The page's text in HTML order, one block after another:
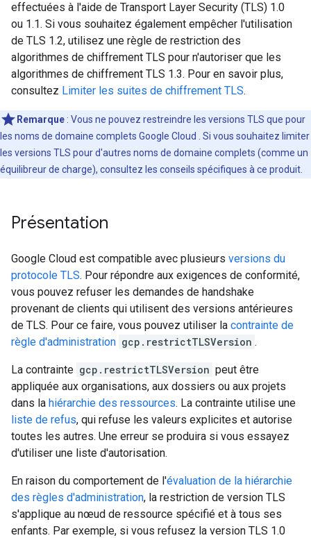
effectuées à l'aide de Transport Layer Security (TLS) 1.0
ou 1.1. Si vous souhaitez également empêcher l'utilisation
de TLS 1.2, utilisez une règle de restriction des
algorithmes de chiffrement TLS pour n'autoriser que les
algorithmes de chiffrement TLS 1.3. Pour en savoir plus,
consultez Limiter les suites de chiffrement TLS.
Remarque : Vous ne pouvez restreindre les versions TLS que pour
les noms de domaine complets Google Cloud . Si vous souhaitez limiter
les versions TLS pour d'autres noms de domaine complets (comme un
équilibreur de charge), consultez les conseils spécifiques à ce produit.
Présentation
Google Cloud est compatible avec plusieurs versions du
protocole TLS. Pour répondre aux exigences de conformité,
vous pouvez refuser les demandes de handshake
provenant de clients qui utilisent des versions antérieures
de TLS. Pour ce faire, vous pouvez utiliser la contrainte de
règle d'administration gcp.restrictTLSVersion .
La contrainte gcp.restrictTLSVersion peut être
appliquée aux organisations, aux dossiers ou aux projets
dans la hiérarchie des ressources. La contrainte utilise une
liste de refus, qui refuse les valeurs explicites et autorise
toutes les autres. Une erreur se produira si vous essayez
d'utiliser une liste d'autorisation.
En raison du comportement de l'évaluation de la hiérarchie
des règles d'administration, la restriction de version TLS
s'applique au nœud de ressource spécifié et à tous ses
enfants. Par exemple, si vous refusez la version TLS 1.0